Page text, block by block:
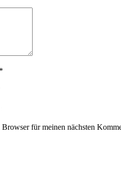
*
für meinen nächsten